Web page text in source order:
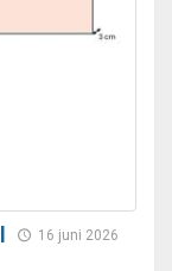
16 juni 2026